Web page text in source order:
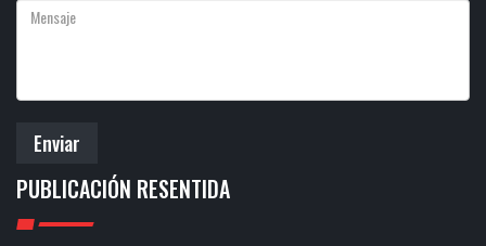
Enviar
PUBLICACIÓN RESENTIDA